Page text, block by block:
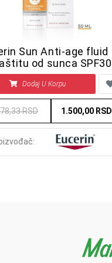
Sun Anti-age fluid
od sunca SPF30
Dodaj U Korpu
RSD 1.500,00 RSD